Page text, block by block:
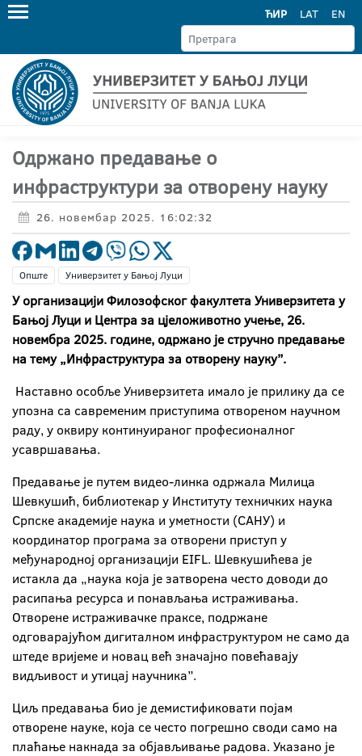
ЋИР LAT EN
Одржано предавање о
инфраструктури за отворену науку
26. новембар 2025. 16:02:32
Опште Универзитет у Бањој Луци
У организацији Филозофског факултета Универзитета у
Бањој Луци и Центра за цјеложивотно учење, 26.
новембра 2025. године, одржано је стручно предавање
на тему „Инфраструктура за отворену науку”.
Наставно особље Универзитета имало је прилику да се
упозна са савременим приступима отвореном научном
раду, у оквиру континуираног професионалног
усавршавања.
Предавање је путем видео-линка одржала Милица
Шевкушић, библиотекар у Институту техничких наука
Српске академије наука и уметности (САНУ) и
координатор програма за отворени приступ у
међународној организацији EIFL. Шевкушићева је
истакла да „наука која је затворена често доводи до
расипања ресурса и понављања истраживања.
Отворене истраживачке праксе, подржане
одговарајућом дигиталном инфраструктуром не само да
штеде вријеме и новац већ значајно повећавају
видљивост и утицај научника”.
Циљ предавања био је демистификовати појам
отворене науке, која се често погрешно своди само на
плаћање накнада за објављивање радова. Указано је